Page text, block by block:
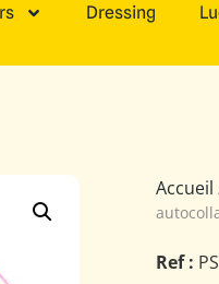
Dressing
Accueil
Ref :